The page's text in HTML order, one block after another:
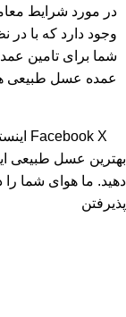
در مورد شرایط
وجود دارد که با در
شما برای تامین
عمده عسل طبیعی هانی مون:
Facebook X
بهترین عسل طبیعی
دهید. ما هوای شما را
پذیرفتن